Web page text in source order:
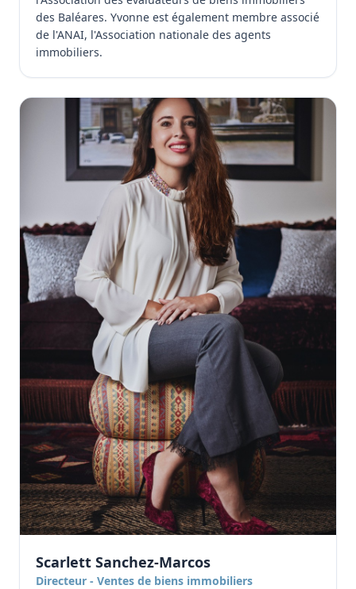
des Baléares. Yvonne est également membre associé
de l'ANAI, l'Association nationale des agents
immobiliers.
Scarlett Sanchez-Marcos
Directeur - Ventes de biens immobiliers